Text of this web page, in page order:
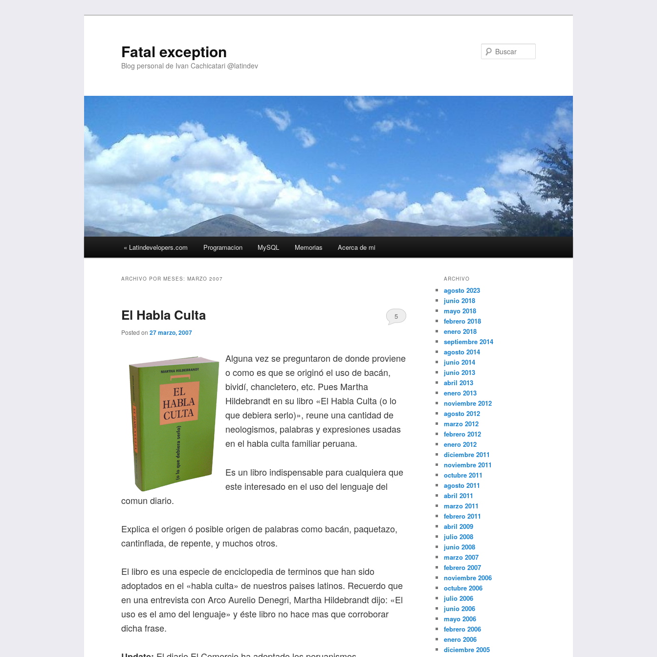
Fatal exception
Blog personal de Ivan Cachicatari @latindev
Ir
principal
Ir
secundario
« Latindevelopers.com Programacion MySQL Memorias Acerca de mi
ARCHIVO POR MESES: MARZO 2007
El Habla Culta
Posted on 27 marzo, 2007
5
Alguna vez se preguntaron de donde proviene
o como es que se originó el uso de bacán,
bividí, chancletero, etc. Pues Martha
Hildebrandt en su libro «El Habla Culta (o lo
que debiera serlo)», reune una cantidad de
neologismos, palabras y expresiones usadas
en el habla culta familiar peruana.
Es un libro indispensable para cualquiera que
este interesado en el uso del lenguaje del
comun diario.
Explica el origen ó posible origen de palabras como bacán, paquetazo,
cantinflada, de repente, y muchos otros.
El libro es una especie de enciclopedia de terminos que han sido
adoptados en el «habla culta» de nuestros paises latinos. Recuerdo que
en una entrevista con Arco Aurelio Denegri, Martha Hildebrandt dijo: «El
uso es el amo del lenguaje» y éste libro no hace mas que corroborar
dicha frase.
ARCHIVO
agosto 2023
junio 2018
mayo 2018
febrero 2018
enero 2018
septiembre 2014
agosto 2014
junio 2014
junio 2013
abril 2013
enero 2013
noviembre 2012
agosto 2012
marzo 2012
febrero 2012
enero 2012
diciembre 2011
noviembre 2011
octubre 2011
agosto 2011
abril 2011
marzo 2011
febrero 2011
abril 2009
julio 2008
junio 2008
marzo 2007
febrero 2007
noviembre 2006
octubre 2006
julio 2006
junio 2006
mayo 2006
febrero 2006
enero 2006
diciembre 2005